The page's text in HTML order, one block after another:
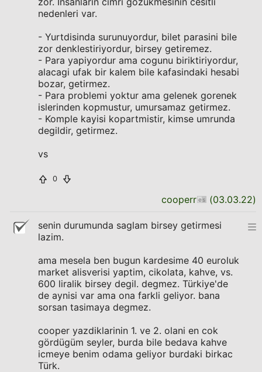
nedenleri var.
- Yurtdisinda surunuyordur, bilet parasini bile
zor denklestiriyordur, birsey getiremez.
- Para yapiyordur ama cogunu biriktiriyordur,
alacagi ufak bir kalem bile kafasindaki hesabi
bozar, getirmez.
- Para problemi yoktur ama gelenek gorenek
islerinden kopmustur, umursamaz getirmez.
- Komple kayisi kopartmistir, kimse umrunda
degildir, getirmez.
vs
0
cooperr (03.03.22)
senin durumunda saglam birsey getirmesi
lazim.
ama mesela ben bugun kardesime 40 euroluk
market alisverisi yaptim, cikolata, kahve, vs.
600 liralik birsey degil. degmez. Türkiye'de
de aynisi var ama ona farkli geliyor. bana
sorsan tasimaya degmez.
cooper yazdiklarinin 1. ve 2. olani en cok
gördügüm seyler, burda bile bedava kahve
icmeye benim odama geliyor burdaki birkac
Türk.